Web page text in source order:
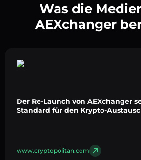
Was die
AEXchanger
Der Re-Launch von AEXchanger
Standard für den Krypto-
www.cryptopolitan.com